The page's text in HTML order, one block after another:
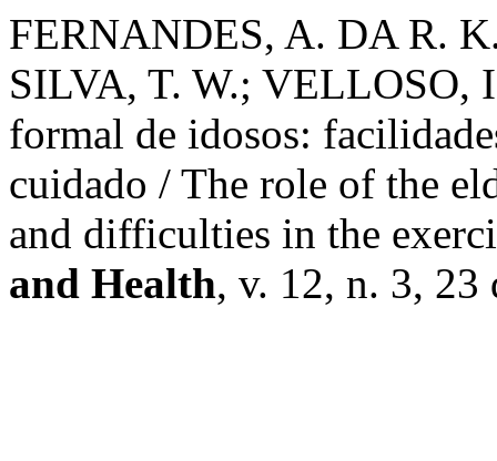
FERNANDES, A. DA R.
SILVA, T. W.; VELLOSO,
formal de idosos:
cuidado / The role of the
and difficulties in the
and Health, v. 12, n. 3, 23